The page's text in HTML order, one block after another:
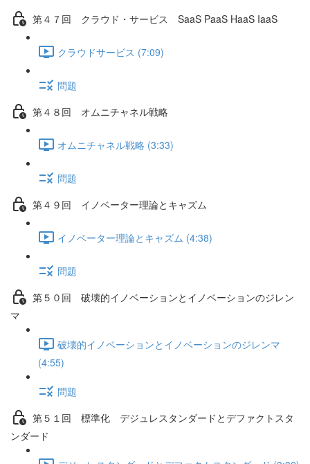
第４７回 クラウド・サービス SaaS PaaS HaaS IaaS
クラウドサービス (7:09)
問題
第４８回 オムニチャネル戦略
オムニチャネル戦略 (3:33)
問題
第４９回 イノベーター理論とキャズム
イノベーター理論とキャズム (4:38)
問題
第５０回 破壊的イノベーションとイノベーションのジレン
マ
破壊的イノベーションとイノベーションのジレンマ
(4:55)
問題
第５１回 標準化 デジュレスタンダードとデファクトスタ
ンダード